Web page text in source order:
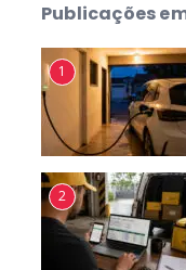
Publicações
1
2